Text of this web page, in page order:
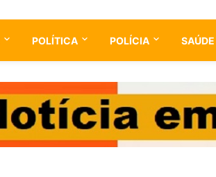
POLÍTICA POLÍCIA SAÚDE